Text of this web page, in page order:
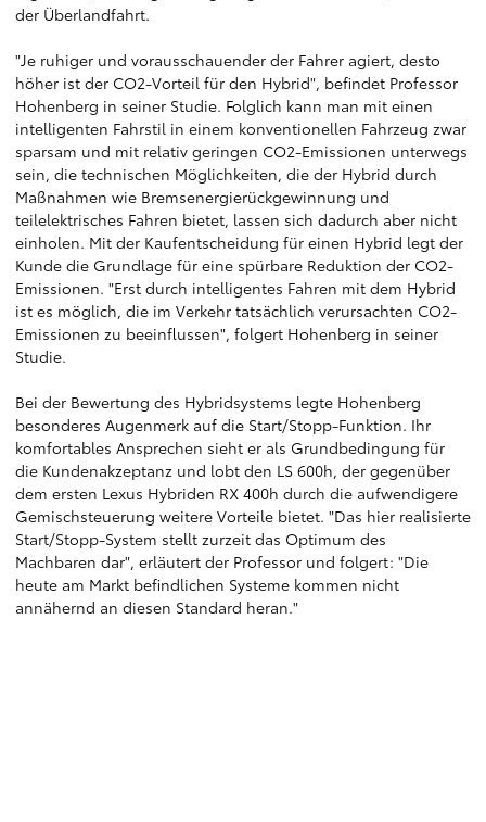
der Überlandfahrt.
"Je ruhiger und vorausschauender der Fahrer agiert, desto
höher ist der CO2-Vorteil für den Hybrid", befindet Professor
Hohenberg in seiner Studie. Folglich kann man mit einen
intelligenten Fahrstil in einem konventionellen Fahrzeug zwar
sparsam und mit relativ geringen CO2-Emissionen unterwegs
sein, die technischen Möglichkeiten, die der Hybrid durch
Maßnahmen wie Bremsenergierückgewinnung und
teilelektrisches Fahren bietet, lassen sich dadurch aber nicht
einholen. Mit der Kaufentscheidung für einen Hybrid legt der
Kunde die Grundlage für eine spürbare Reduktion der CO2-
Emissionen. "Erst durch intelligentes Fahren mit dem Hybrid
ist es möglich, die im Verkehr tatsächlich verursachten CO2-
Emissionen zu beeinflussen", folgert Hohenberg in seiner
Studie.
Bei der Bewertung des Hybridsystems legte Hohenberg
besonderes Augenmerk auf die Start/Stopp-Funktion. Ihr
komfortables Ansprechen sieht er als Grundbedingung für
die Kundenakzeptanz und lobt den LS 600h, der gegenüber
dem ersten Lexus Hybriden RX 400h durch die aufwendigere
Gemischsteuerung weitere Vorteile bietet. "Das hier realisierte
Start/Stopp-System stellt zurzeit das Optimum des
Machbaren dar", erläutert der Professor und folgert: "Die
heute am Markt befindlichen Systeme kommen nicht
annähernd an diesen Standard heran."